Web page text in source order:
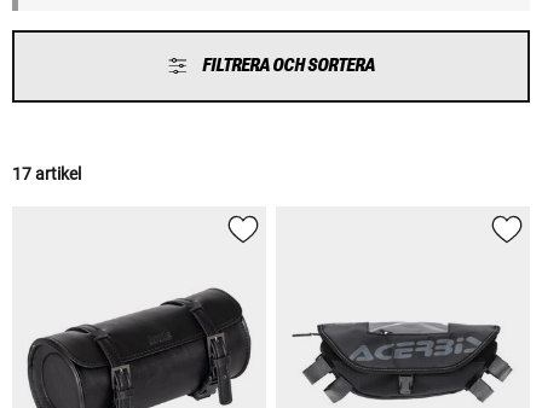
FILTRERA OCH SORTERA
17 artikel